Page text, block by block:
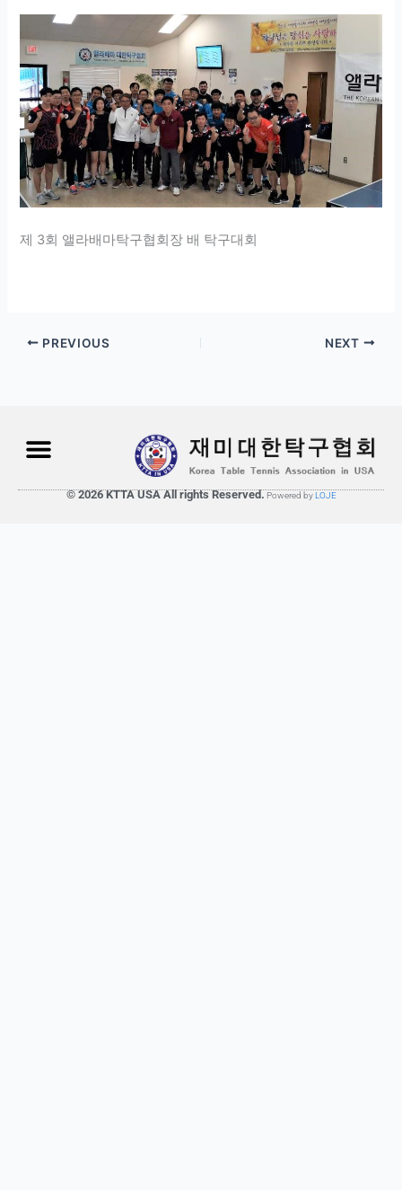
제 3회 앨라배마탁구협회장 배 탁구대회
PREVIOUS NEXT
© 2026 KTTA USA All rights Reserved. Powered by LOJE